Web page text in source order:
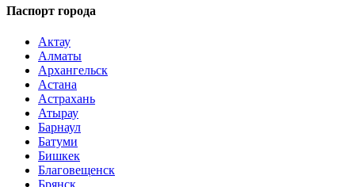
Паспорт города
Актау
Алматы
Архангельск
Астана
Астрахань
Атырау
Барнаул
Батуми
Бишкек
Благовещенск